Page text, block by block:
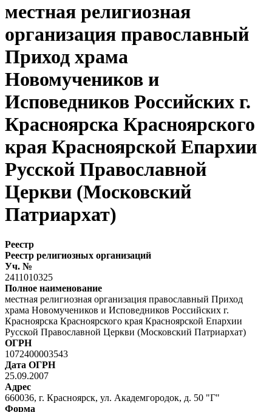
местная религиозная
организация православный
Приход храма
Новомучеников и
Исповедников Российских г.
Красноярска Красноярского
края Красноярской Епархии
Русской Православной
Церкви (Московский
Патриархат)
Реестр
Реестр религиозных организаций
Уч. №
2411010325
Полное наименование
местная религиозная организация православный Приход
храма Новомучеников и Исповедников Российских г.
Красноярска Красноярского края Красноярской Епархии
Русской Православной Церкви (Московский Патриархат)
ОГРН
1072400003543
Дата ОГРН
25.09.2007
Адрес
660036, г. Красноярск, ул. Академгородок, д. 50 "Г"
Форма